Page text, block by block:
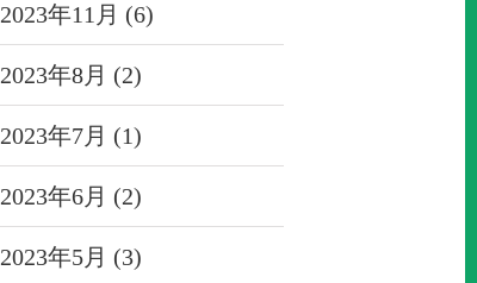
2023年11月 (6)
2023年8月 (2)
2023年7月 (1)
2023年6月 (2)
2023年5月 (3)